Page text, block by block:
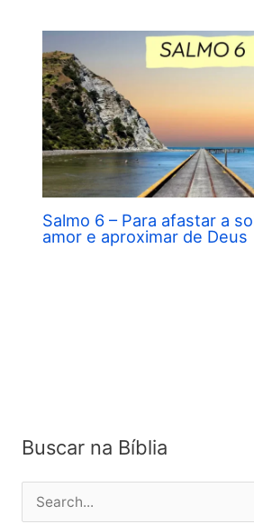
Salmo 6 – Para afastar a
amor e aproximar de Deus
Buscar na Bíblia